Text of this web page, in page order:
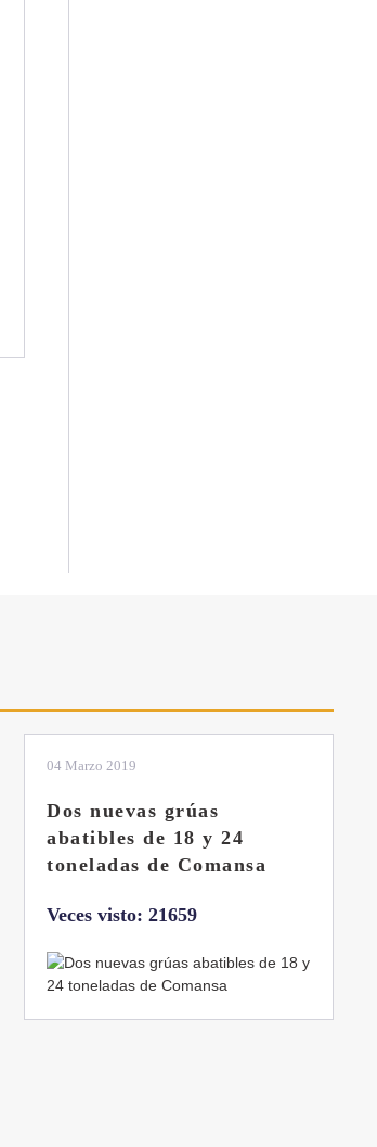
01 Febrero 2019
La botella aún no está
llena